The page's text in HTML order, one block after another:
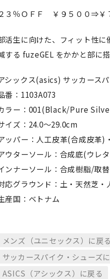
２３％ＯＦＦ ￥９５００⇒￥
活生に向けた、フィット性
する fuzeGEL をかかと部に
シックス(asics) サッカース
番：1103A073
ラー：001(Black/Pure
イズ：24.0〜29.0cm
ッパー：人工皮革(合成皮革)
ウターソール：合成底(ウレ
ンナーソール：合成樹脂/取
応グラウンド：土・天然芝・
産国：ベトナム
メンズ（ユニセックス）に戻る
サッカースパイク・シューズ
ASICS（アシックス）に戻る